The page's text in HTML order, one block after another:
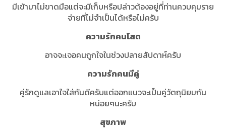
มีเข้ามาไม่ขาดมือแต่จะมีเก็บหรือปล่าวต้องอยู่ที่ท่านควบคุมราย
จ่ายที่ไม่จำเป็นได้หรือไม่ครับ
ความรักคนโสด
อาจจะเจอคนถูกใจในช่วงปลายสัปดาห์ครับ
ความรักคนมีคู่
คู่รักดูแลเอาใจใส่กันดีครับแต่ออกแนวจะเป็นคู่วัตถุนิยมกัน
หน่อยๆนะครับ
สุขภาพ